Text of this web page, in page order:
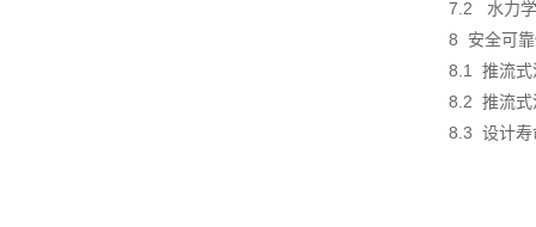
7.2 水力学
8 安全可
8.1 推流式
8.2 推流式
8.3 设计寿